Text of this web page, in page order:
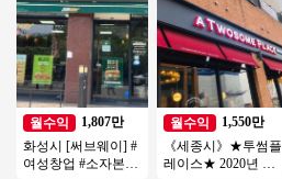
월수익
1,807만
화성시 [써브웨이] #
여성창업 #소자본창
월수익
1,550만
《세종시》★투썸플
레이스★ 2020년 신